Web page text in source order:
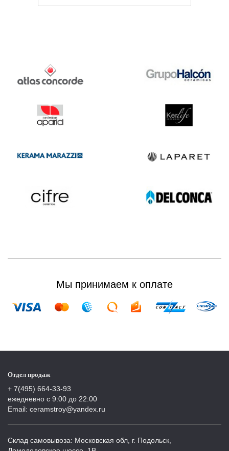
Мы принимаем к оплате
Отдел продаж
+ 7(495) 664-33-93
ежедневно с 9:00 до 22:00
Email: ceramstroy@yandex.ru
Склад самовывоза: Московская обл, г. Подольск,